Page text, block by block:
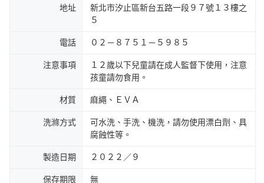
地址
新北市汐止區新台五路一段９７號１３樓之
５
電話 ０２－８７５１－５９８５
注意事項
１２歲以下兒童請在成人監督下使用，注意
孩童請勿食用。
材質 麻繩、ＥＶＡ
洗滌方式
可水洗、手洗、機洗，請勿使用漂白劑、具
腐蝕性等。
製造日期 ２０２２／９
保存期限 無